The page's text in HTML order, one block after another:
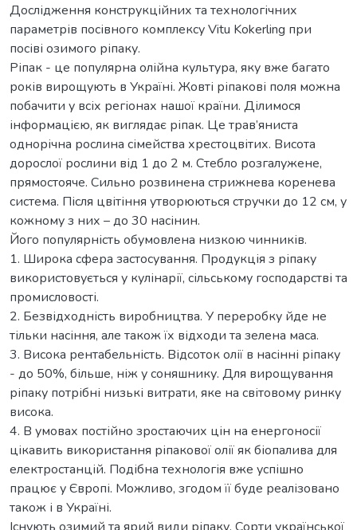
Дослідження конструкційних та технологічних
параметрів посівного комплексу Vitu Kokerling при
посіві озимого ріпаку.
Ріпак - це популярна олійна культура, яку вже багато
років вирощують в Україні. Жовті ріпакові поля можна
побачити у всіх регіонах нашої країни. Ділимося
інформацією, як виглядає ріпак. Це трав’яниста
однорічна рослина сімейства хрестоцвітих. Висота
дорослої рослини від 1 до 2 м. Стебло розгалужене,
прямостояче. Сильно розвинена стрижнева коренева
система. Після цвітіння утворюються стручки до 12 см, у
кожному з них – до 30 насінин.
Його популярність обумовлена низкою чинників.
1. Широка сфера застосування. Продукція з ріпаку
використовується у кулінарії, сільському господарстві та
промисловості.
2. Безвідходність виробництва. У переробку йде не
тільки насіння, але також їх відходи та зелена маса.
3. Висока рентабельність. Відсоток олії в насінні ріпаку
- до 50%, більше, ніж у соняшнику. Для вирощування
ріпаку потрібні низькі витрати, яке на світовому ринку
висока.
4. В умовах постійно зростаючих цін на енергоносії
цікавить використання ріпакової олії як біопалива для
електростанцій. Подібна технологія вже успішно
працює у Європі. Можливо, згодом її буде реалізовано
також і в Україні.